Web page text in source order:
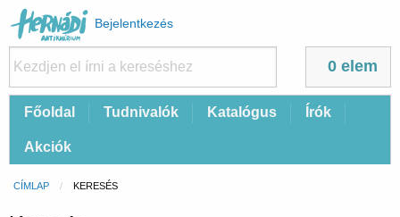
Felhasználói
fiók
menüje
Bejelentkezés
0 elem
FőFőoldal Tudnivalók Katalógus Írók
Akciók
Morzsa
CÍMLAP CURRENT:
KERESÉS